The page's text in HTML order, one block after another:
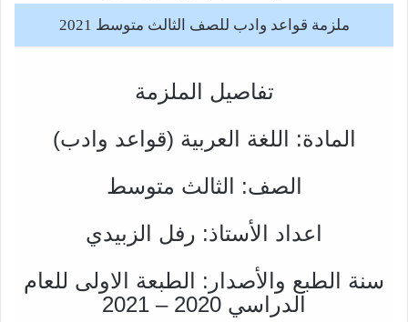
ملزمة قواعد وادب للصف الثالث متوسط 2021
تفاصيل الملزمة
المادة: اللغة العربية (قواعد وادب)
الصف: الثالث متوسط
اعداد الأستاذ: رفل الزبيدي
سنة الطبع والأصدار: الطبعة الاولى للعام
الدراسي 2020 – 2021